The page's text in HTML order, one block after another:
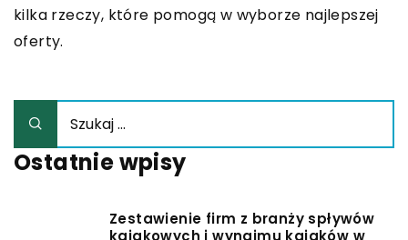
kilka rzeczy, które pomogą w wyborze najlepszej
oferty.
Ostatnie wpisy
Zestawienie firm z branży spływów
kajakowych i wynajmu kajaków w